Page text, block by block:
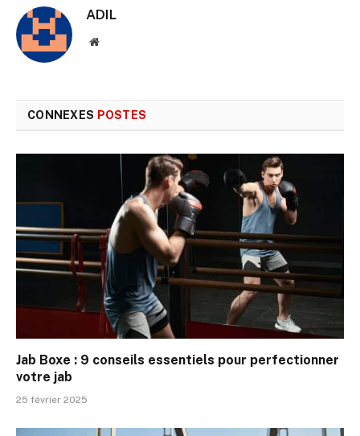
ADIL
Site
CONNEXES POSTES
Jab Boxe : 9 conseils essentiels pour perfectionner
votre jab
25 février 2025